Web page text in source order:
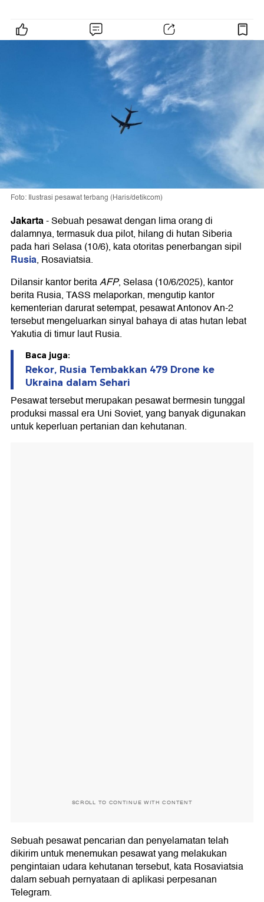
Foto: Ilustrasi pesawat terbang (Haris/detikcom)
Jakarta-Sebuah pesawat dengan lima orang di
dalamnya, termasuk dua pilot, hilang di hutan Siberia
pada hari Selasa (10/6), kata otoritas penerbangan sipil
Rusia, Rosaviatsia.
Dilansir kantor beritaAFP, Selasa (10/6/2025), kantor
berita Rusia, TASS melaporkan, mengutip kantor
kementerian darurat setempat, pesawat Antonov An-2
tersebut mengeluarkan sinyal bahaya di atas hutan lebat
Yakutia di timur laut Rusia.
Baca juga:
Rekor, Rusia Tembakkan 479 Drone ke
Ukraina dalam Sehari
Pesawat tersebut merupakan pesawat bermesin tunggal
produksi massal era Uni Soviet, yang banyak digunakan
untuk keperluan pertanian dan kehutanan.
SCROLL TO CONTINUE WITH CONTENT
Sebuah pesawat pencarian dan penyelamatan telah
dikirim untuk menemukan pesawat yang melakukan
pengintaian udara kehutanan tersebut, kata Rosaviatsia
dalam sebuah pernyataan di aplikasi perpesanan
Telegram.